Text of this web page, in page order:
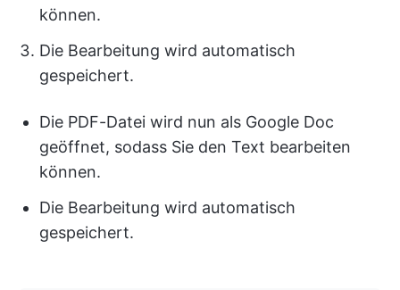
können.
Die Bearbeitung wird automatisch
gespeichert.
Die PDF-Datei wird nun als Google Doc
geöffnet, sodass Sie den Text bearbeiten
können.
Die Bearbeitung wird automatisch
gespeichert.